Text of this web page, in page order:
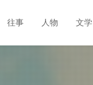
往事 人物 文学